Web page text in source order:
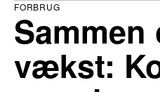
Sammen
vækst:
FORBRUG